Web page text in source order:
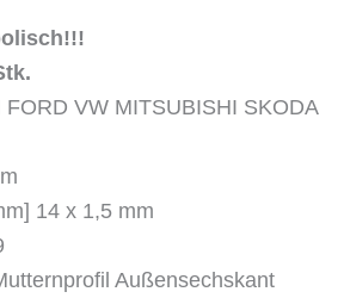
FORD VW MITSUBISHI SKODA
14 x 1,5 mm
Außensechskant